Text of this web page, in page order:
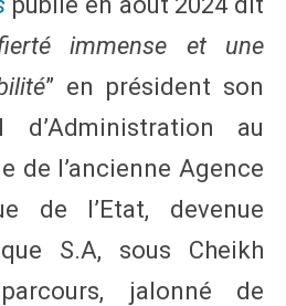
immense et une
” en président son
d’Administration au
de l’ancienne Agence
de l’Etat, devenue
S.A, sous Cheikh
jalonné de